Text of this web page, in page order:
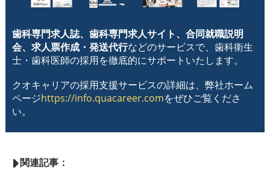
歯科専門求人誌、歯科専門求人サイト、合同就職説明
会、求人票作成・発送代行などのサービスで、歯科衛生
士・歯科医師の採用を徹底的にサポートいたします。
クオキャリアの採用支援サービスの詳細は、弊社ホーム
ページhttps://info.quacareer.comをぜひご覧くださ
い。
関連記事：